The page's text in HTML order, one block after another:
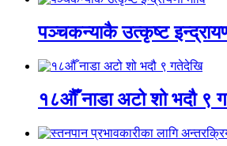
पञ्चकन्याकै उत्कृष्ट
१८औँ नाडा अटो शो भदौ ९